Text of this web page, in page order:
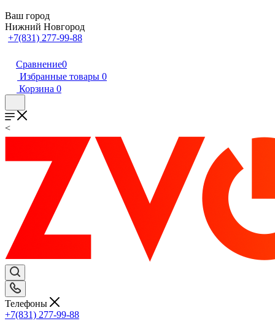
Ваш город
Нижний Новгород
+7(831) 277-99-88
Сравнение0
Избранные товары 0
Корзина 0
<
Телефоны
+7(831) 277-99-88